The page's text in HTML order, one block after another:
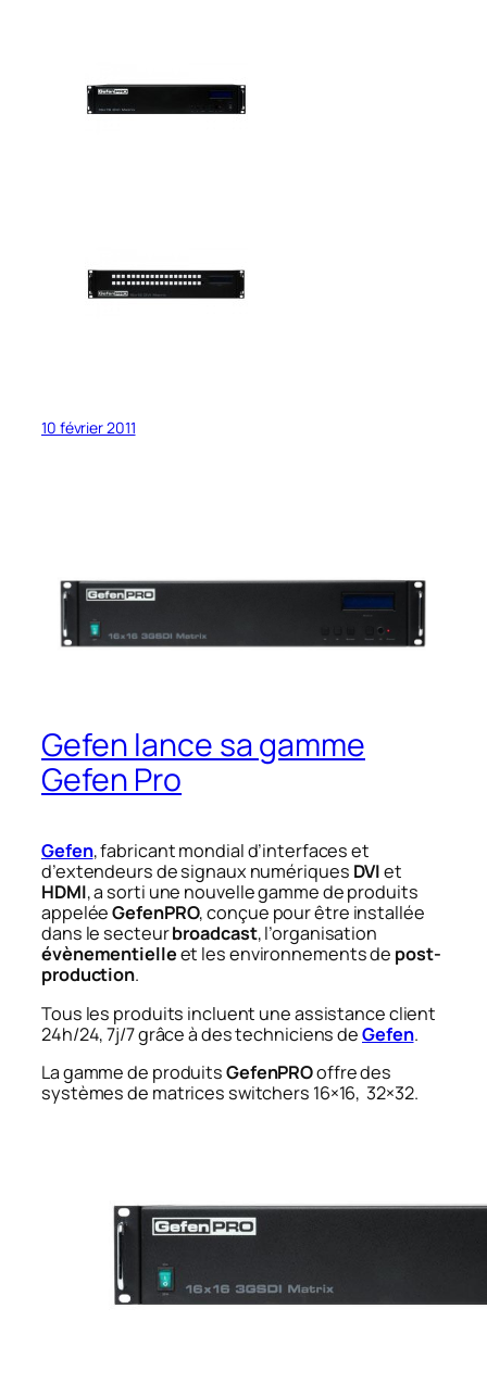
10 février 2011
Gefen lance sa gamme
Gefen Pro
Gefen, fabricant mondial d’interfaces et
d’extendeurs de signaux numériques DVIet
HDMI, a sorti une nouvelle gamme de produits
appeléeGefenPRO, conçue pour être installée
dans le secteurbroadcast, l’organisation
évènementielleet les environnements de post-
production.
Tous les produits incluent une assistance client
24h/24, 7j/7 grâce à des techniciens deGefen.
La gamme de produitsGefenPROoffre des
systèmes de matrices switchers 16×16, 32×32.